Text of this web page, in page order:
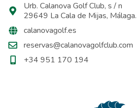
Urb. Calanova Golf Club, s / n
29649 La Cala de Mijas, Málaga.
calanovagolf.es
reservas@calanovagolfclub.com
+34 951 170 194